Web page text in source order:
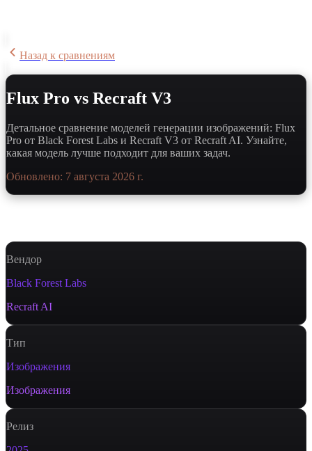
Назад к сравнениям
Flux Pro vs Recraft V3
Детальное сравнение моделей генерации изображений: Flux
Pro от Black Forest Labs и Recraft V3 от Recraft AI. Узнайте,
какая модель лучше подходит для ваших задач.
Обновлено: 7 августа 2026 г.
Вендор
Black Forest Labs
Recraft AI
Тип
Изображения
Изображения
Релиз